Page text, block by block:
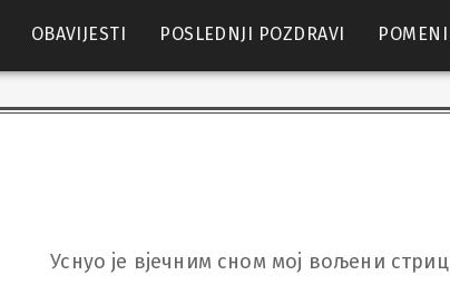
OBAVIJESTI POSLEDNJI POZDRAVI POMENI
Уснуо је вјечним сном мој вољени стриц